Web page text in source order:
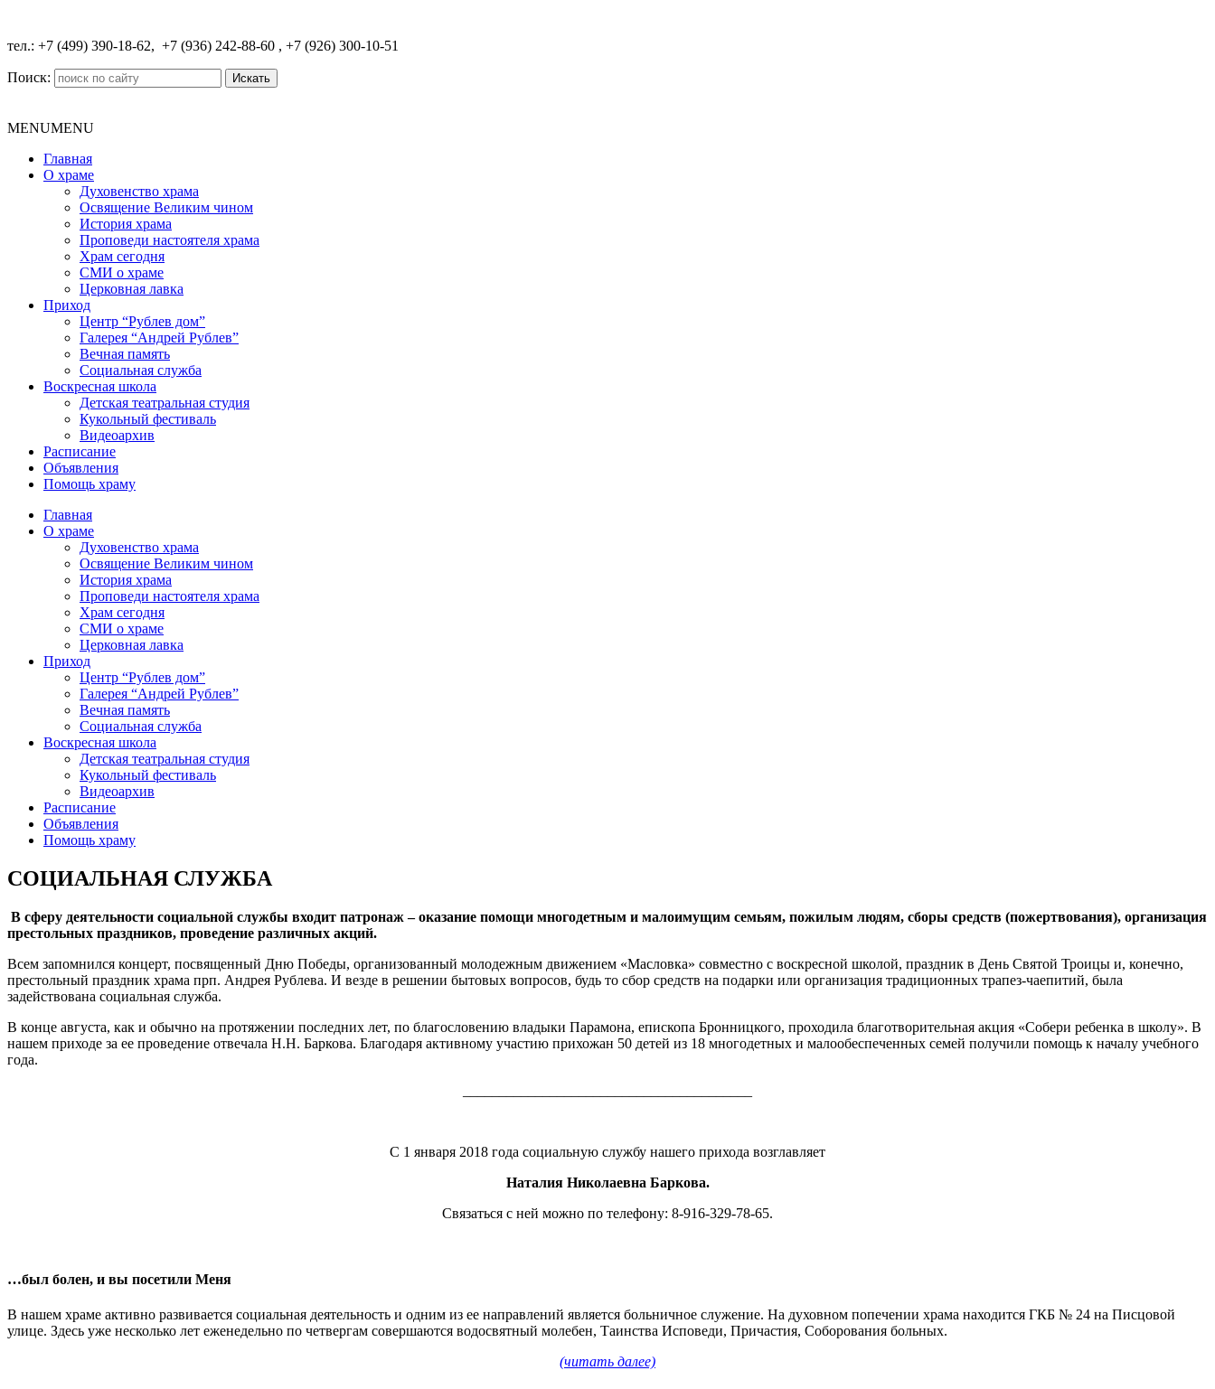
​тел.: +7 (499) 390-18-62, +7 (936) 242-88-60 , +7 (926) 300-10-51
Поиск:
MENUMENU
Главная
О храме
Духовенство храма
Освящение Великим чином
История храма
Проповеди настоятеля храма
Храм сегодня
СМИ о храме
Церковная лавка
Приход
Центр “Рублев дом”
Галерея “Андрей Рублев”
Вечная память
Социальная служба
Воскресная школа
Детская театральная студия
Кукольный фестиваль
Видеоархив
Расписание
Объявления
Помощь храму
Главная
О храме
Духовенство храма
Освящение Великим чином
История храма
Проповеди настоятеля храма
Храм сегодня
СМИ о храме
Церковная лавка
Приход
Центр “Рублев дом”
Галерея “Андрей Рублев”
Вечная память
Социальная служба
Воскресная школа
Детская театральная студия
Кукольный фестиваль
Видеоархив
Расписание
Объявления
Помощь храму
СОЦИАЛЬНАЯ СЛУЖБА
В сферу деятельности социальной службы входит патронаж – оказание помощи многодетным и малоимущим семьям, пожилым людям, сборы средств (пожертвования), организация
престольных праздников, проведение различных акций.
Всем запомнился концерт, посвященный Дню Победы, организованный молодежным движением «Масловка» совместно с воскресной школой, праздник в День Святой Троицы и, конечно,
престольный праздник храма прп. Андрея Рублева. И везде в решении бытовых вопросов, будь то сбор средств на подарки или организация традиционных трапез-чаепитий, была
задействована социальная служба.
В конце августа, как и обычно на протяжении последних лет, по благословению владыки Парамона, епископа Бронницкого, проходила благотворительная акция «Собери ребенка в школу». В
нашем приходе за ее проведение отвечала Н.Н. Баркова. Благодаря активному участию прихожан 50 детей из 18 многодетных и малообеспеченных семей получили помощь к началу учебного
года.
С 1 января 2018 года социальную службу нашего прихода возглавляет
Наталия Николаевна Баркова.
Связаться с ней можно по телефону: 8-916-329-78-65.
…был болен, и вы посетили Меня
В нашем храме активно развивается социальная деятельность и одним из ее направлений является больничное служение. На духовном попечении храма находится ГКБ № 24 на Писцовой
улице. Здесь уже несколько лет еженедельно по четвергам совершаются водосвятный молебен, Таинства Исповеди, Причастия, Соборования больных.
(читать далее)